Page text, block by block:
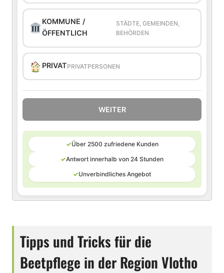
KOMMUNE /
ÖFFENTLICH
STÄDTE, GEMEINDEN,
BEHÖRDEN
PRIVATPRIVATPERSONEN
WEITER
✓Über 2500 zufriedene Kunden
✓Antwort innerhalb von 24 Stunden
✓Unverbindliches Angebot
Tipps und Tricks für die
Beetpflege in der Region Vlotho